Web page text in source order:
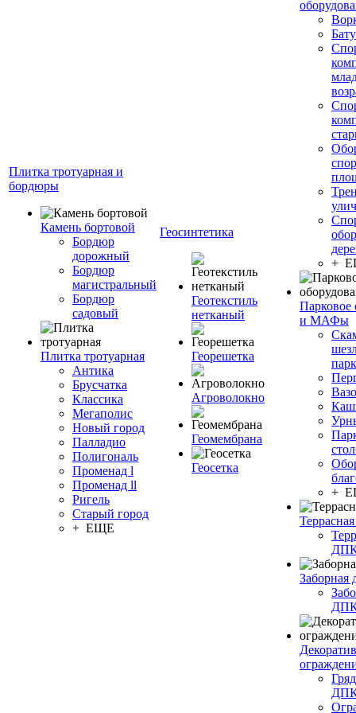
Плитка тротуарная и
бордюры
Камень бортовой
Бордюр
дорожный
Бордюр
магистральный
Бордюр
садовый
Плитка тротуарная
Антика
Брусчатка
Классика
Мегаполис
Новый город
Палладио
Полигональ
Променад l
Променад ll
Ригель
Старый город
+ ЕЩЕ
Геосинтетика
Геотекстиль
нетканый
Георешетка
Агроволокно
Геомембрана
Геосетка
+
Парковое
и МАФы
+
Заборная